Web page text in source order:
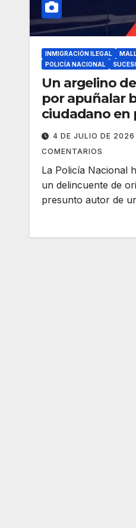
INMIGRACIÓN ILEGAL
POLICÍA NACIONAL
Un argelino
por apuñalar
ciudadano en
4 DE JULIO DE 2026
COMENTARIOS
La Policía Nacional
un delincuente de
presunto autor de